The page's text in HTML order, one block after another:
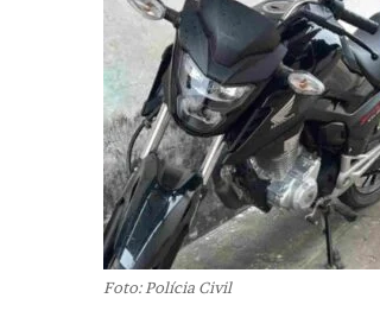
Foto: Polícia Civil